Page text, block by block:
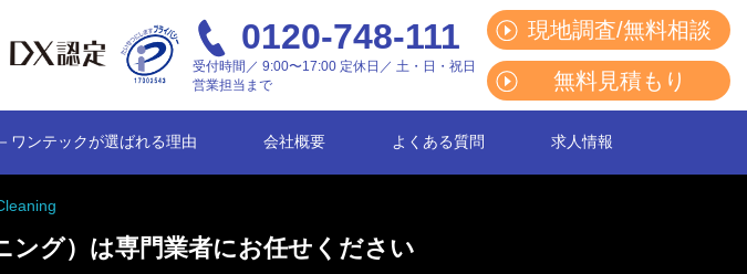
0120-748-111
受付時間／ 9:00〜17:00 定休日／ 土・日・祝日
営業担当まで
現地調査/無料相談
無料見積もり
ワンテックが選ばれる理由 会社概要 よくある質問 求人情報
ング）は専門業者にお任せください